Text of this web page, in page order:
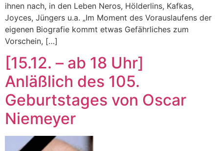
ihnen nach, in den Leben Neros, Hölderlins, Kafkas,
Joyces, Jüngers u.a. „Im Moment des Vorauslaufens der
eigenen Biografie kommt etwas Gefährliches zum
Vorschein, […]
[15.12. – ab 18 Uhr]
Anläßlich des 105.
Geburtstages von Oscar
Niemeyer